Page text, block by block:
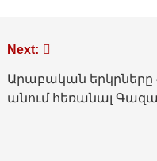
Next:
Արաբական երկրները
անում հեռանալ